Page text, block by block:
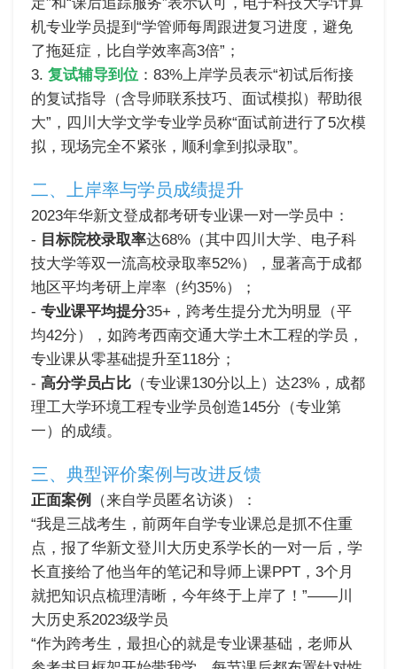
机专业学员提到“学管师每周跟进复习进度，避免
了拖延症，比自学效率高3倍”；
3. 复试辅导到位 ：83%上岸学员表示“初试后衔接
的复试指导（含导师联系技巧、面试模拟）帮助很
大”，四川大学文学专业学员称“面试前进行了5次模
拟，现场完全不紧张，顺利拿到拟录取”。
二、上岸率与学员成绩提升
2023年华新文登成都考研专业课一对一学员中：
- 目标院校录取率达68%（其中四川大学、电子科
技大学等双一流高校录取率52%），显著高于成都
地区平均考研上岸率（约35%）；
- 专业课平均提分35+，跨考生提分尤为明显（平
均42分），如跨考西南交通大学土木工程的学员，
专业课从零基础提升至118分；
- 高分学员占比 （专业课130分以上）达23%，成都
理工大学环境工程专业学员创造145分（专业第
一）的成绩。
三、典型评价案例与改进反馈
正面案例
（来自学员匿名访谈）：
“我是三战考生，前两年自学专业课总是抓不住重
点，报了华新文登川大历史系学长的一对一后，学
长直接给了他当年的笔记和导师上课PPT，3个月
就把知识点梳理清晰，今年终于上岸了！”——川
大历史系2023级学员
“作为跨考生，最担心的就是专业课基础，老师从